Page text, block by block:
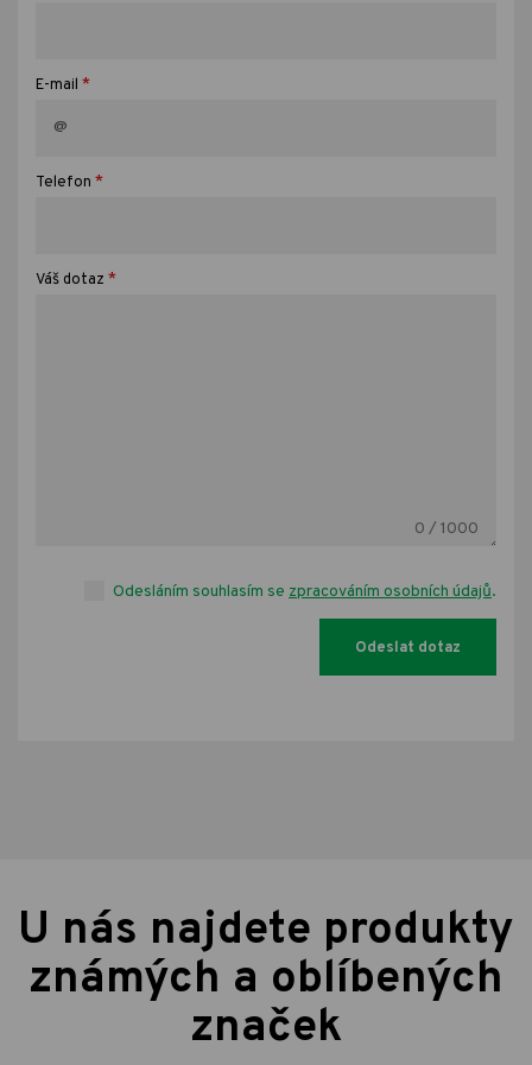
E-mail *
Telefon *
Váš dotaz *
0 / 1000
Odesláním souhlasím se zpracováním osobních údajů.
U nás najdete produkty
známých a oblíbených
značek